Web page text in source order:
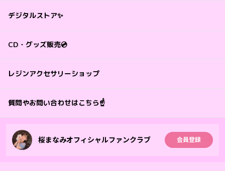
デジタルストア✨
CD・グッズ販売💿
レジンアクセサリーショップ
質問やお問い合わせはこちら☝️
桜まなみオフィシャルファンクラブ 会員登録